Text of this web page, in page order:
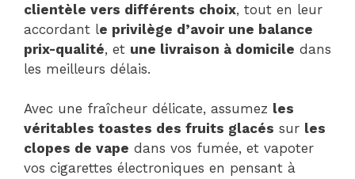
clientèle vers différents choix, tout en leur
accordant le privilège d’avoir une balance
prix-qualité, et une livraison à domicile dans
les meilleurs délais.
Avec une fraîcheur délicate, assumez les
véritables toastes des fruits glacés sur les
clopes de vape dans vos fumée, et vapoter
vos cigarettes électroniques en pensant à